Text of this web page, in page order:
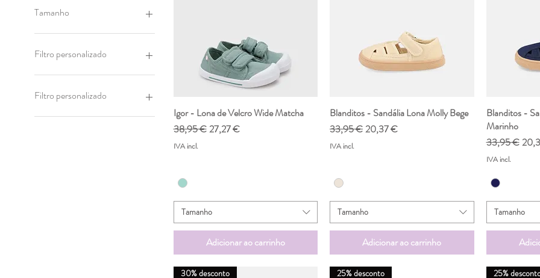
Tamanho
19
22
24
25
Filtro personalizado
Rooties
Praia
Filtro personalizado
Rooties
Visualização rápida
Igor - Lona de Velcro Wide Matcha
Preço normal
38,95 €Preço promocional
27,27 €
IVA incl.
Tamanho
Adicionar ao carrinho
Visualização rápida
Blanditos - Sandália Lona Molly Bege
Preço normal
33,95 €Preço promocional
20,37 €
IVA incl.
Tamanho
Adicionar ao carrinho
Blanditos -
Marinho
Preço normal
33,95 €
IVA incl.
Tamanho
30% desconto 25% desconto 25%